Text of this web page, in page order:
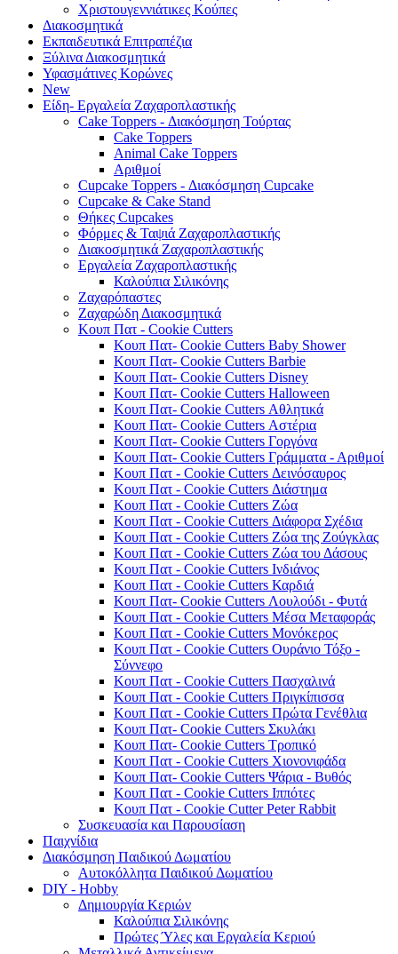
Χριστουγεννιάτικες Κούπες
Διακοσμητικά
Εκπαιδευτικά Επιτραπέζια
Ξύλινα Διακοσμητικά
Υφασμάτινες Κορώνες
New
Είδη- Εργαλεία Ζαχαροπλαστικής
Cake Toppers - Διακόσμηση Τούρτας
Cake Toppers
Animal Cake Toppers
Αριθμοί
Cupcake Toppers - Διακόσμηση Cupcake
Cupcake & Cake Stand
Θήκες Cupcakes
Φόρμες & Ταψιά Ζαχαροπλαστικής
Διακοσμητικά Ζαχαροπλαστικής
Εργαλεία Ζαχαροπλαστικής
Καλούπια Σιλικόνης
Ζαχαρόπαστες
Ζαχαρώδη Διακοσμητικά
Κουπ Πατ - Cookie Cutters
Κουπ Πατ- Cookie Cutters Baby Shower
Κουπ Πατ- Cookie Cutters Barbie
Κουπ Πατ- Cookie Cutters Disney
Κουπ Πατ- Cookie Cutters Halloween
Κουπ Πατ- Cookie Cutters Αθλητικά
Κουπ Πατ- Cookie Cutters Αστέρια
Κουπ Πατ- Cookie Cutters Γοργόνα
Κουπ Πατ- Cookie Cutters Γράμματα - Αριθμοί
Κουπ Πατ - Cookie Cutters Δεινόσαυρος
Κουπ Πατ - Cookie Cutters Διάστημα
Κουπ Πατ - Cookie Cutters Ζώα
Κουπ Πατ - Cookie Cutters Διάφορα Σχέδια
Κουπ Πατ - Cookie Cutters Ζώα της Ζούγκλας
Κουπ Πατ - Cookie Cutters Ζώα του Δάσους
Κουπ Πατ - Cookie Cutters Ινδιάνος
Κουπ Πατ - Cookie Cutters Καρδιά
Κουπ Πατ- Cookie Cutters Λουλούδι - Φυτά
Κουπ Πατ - Cookie Cutters Μέσα Μεταφοράς
Κουπ Πατ - Cookie Cutters Μονόκερος
Κουπ Πατ - Cookie Cutters Ουράνιο Τόξο -
Σύννεφο
Κουπ Πατ - Cookie Cutters Πασχαλινά
Κουπ Πατ - Cookie Cutters Πριγκίπισσα
Κουπ Πατ - Cookie Cutters Πρώτα Γενέθλια
Κουπ Πατ- Cookie Cutters Σκυλάκι
Κουπ Πατ- Cookie Cutters Τροπικό
Κουπ Πατ - Cookie Cutters Χιονονιφάδα
Κουπ Πατ- Cookie Cutters Ψάρια - Βυθός
Κουπ Πατ - Cookie Cutters Ιππότες
Κουπ Πατ - Cookie Cutter Peter Rabbit
Συσκευασία και Παρουσίαση
Παιχνίδια
Διακόσμηση Παιδικού Δωματίου
Αυτοκόλλητα Παιδικού Δωματίου
DIY - Hobby
Δημιουργία Κεριών
Καλούπια Σιλικόνης
Πρώτες Ύλες και Εργαλεία Κεριού